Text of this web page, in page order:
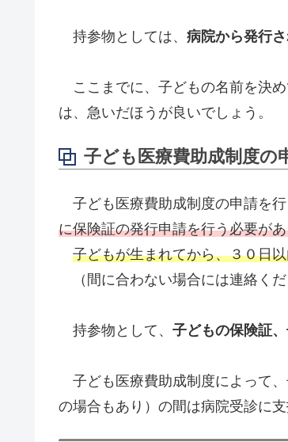
持参物としては、 病院から発行
ここまでに、子どもの名前を決
は、急いだほうが良いでしょう。
子ども医療費助成制度の
子ども医療費助成制度の申請を行
に保険証の発行申請を行う必要が
子どもが生まれてから、３０日
（間に合わない場合には連絡くだ
持参物として、 子どもの保険証
子ども医療費助成制度によって
の場合もあり）の間は病院受診に